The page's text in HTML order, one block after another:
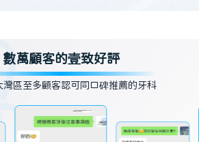
數萬顧客的壹致好評
灣區至多顧客認可同口碑推薦的牙科